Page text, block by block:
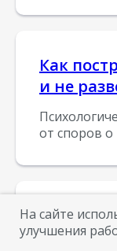
Как
и не
от споров о
Гайд.
На сайте
улучшения